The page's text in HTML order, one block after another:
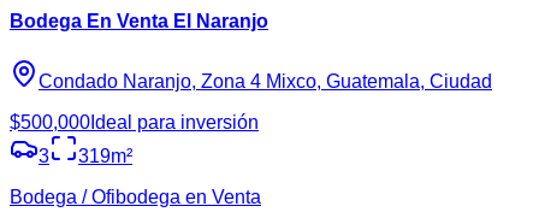
Bodega En Venta El Naranjo
Condado Naranjo, Zona 4 Mixco, Guatemala, Ciudad
$500,000 Ideal para inversión
3
319m²
Bodega / Ofibodega en Venta